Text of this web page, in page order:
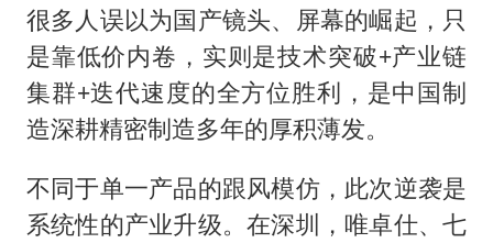
很多人误以为国产镜头、屏幕的崛起，只
是靠低价内卷，实则是技术突破+产业链
集群+迭代速度的全方位胜利，是中国制
造深耕精密制造多年的厚积薄发。
不同于单一产品的跟风模仿，此次逆袭是
系统性的产业升级。在深圳，唯卓仕、七